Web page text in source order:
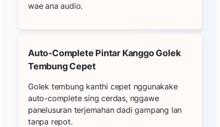
wae ana audio.
Auto-Complete Pintar Kanggo Golek
Tembung Cepet
Golek tembung kanthi cepet nggunakake
auto-complete sing cerdas, nggawe
panelusuran terjemahan dadi gampang lan
tanpa repot.